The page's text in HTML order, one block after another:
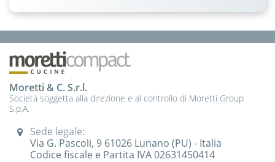
Moretti & C. S.r.l.
Società soggetta alla direzione e al controllo di Moretti Group
S.p.A.
Sede legale:
Via G. Pascoli, 9 61026 Lunano (PU) - Italia
Codice fiscale e Partita IVA 02631450414